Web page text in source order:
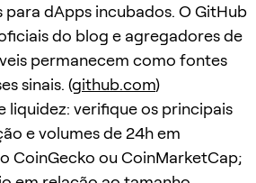
para dApps incubados. O GitHub
do blog e agregadores de
permanecem como fontes
sinais. (github.com)
liquidez: verifique os principais
e volumes de 24h em
CoinGecko ou CoinMarketCap;